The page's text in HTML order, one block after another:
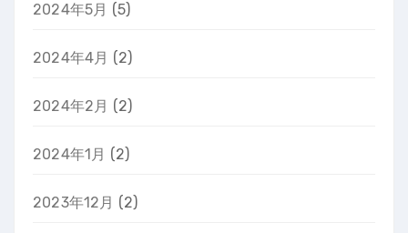
2024年5月 (5)
2024年4月 (2)
2024年2月 (2)
2024年1月 (2)
2023年12月 (2)